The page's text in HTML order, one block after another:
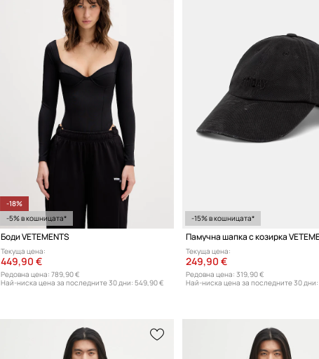
-18%
-5% в кошницата*
Боди VETEMENTS
Текуща цена:
449,90 €
Редовна цена: 789,90 €
Най-ниска цена за последните 30 дни: 549,90 €
-15% в кошницата*
Текуща цена:
249,90 €
Редовна цена: 319,90 €
Най-ниска цена за последните 30 дни: